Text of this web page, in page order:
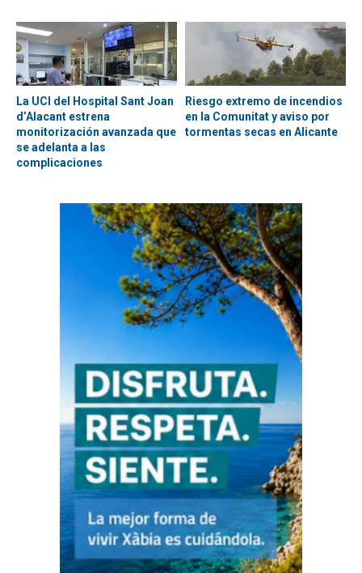
La UCI del Hospital Sant Joan
d’Alacant estrena
monitorización avanzada que
se adelanta a las
complicaciones
Riesgo extremo de incendios
en la Comunitat y aviso por
tormentas secas en Alicante